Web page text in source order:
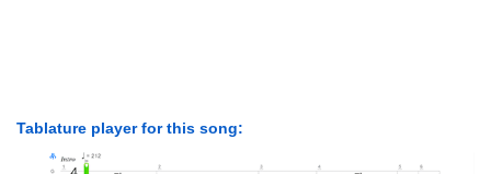
Tablature player for this song: